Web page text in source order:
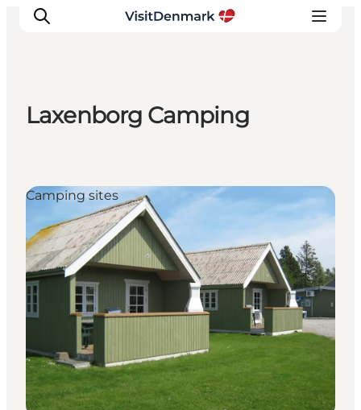
Aktiviteter
Övernatta
Planera resan
Laxenborg Camping
Camping sites